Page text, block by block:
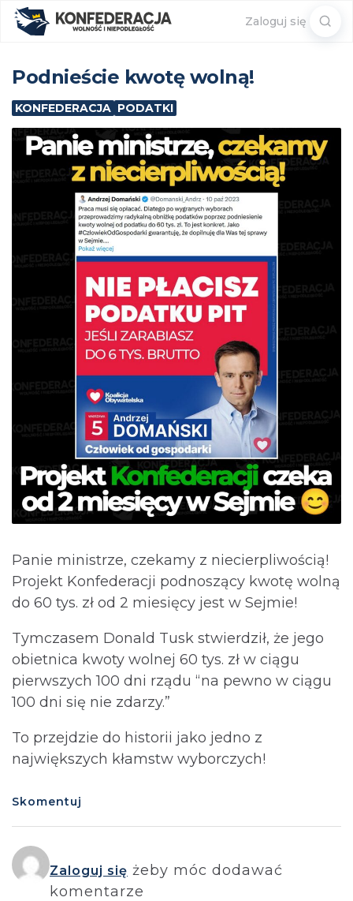
Zaloguj się
Podnieście kwotę wolną!
KONFEDERACJA PODATKI
Panie ministrze, czekamy z niecierpliwością!
Projekt Konfederacji podnoszący kwotę wolną
do 60 tys. zł od 2 miesięcy jest w Sejmie!
Tymczasem Donald Tusk stwierdził, że jego
obietnica kwoty wolnej 60 tys. zł w ciągu
pierwszych 100 dni rządu “na pewno w ciągu
100 dni się nie zdarzy.”
To przejdzie do historii jako jedno z
największych kłamstw wyborczych!
Skomentuj
Zaloguj się żeby móc dodawać
komentarze